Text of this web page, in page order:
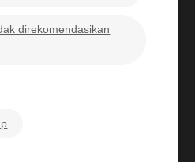
direkomendasikan